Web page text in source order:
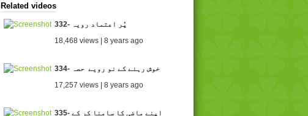
Related videos
332- پُر اعتماد رویہ
18,468 views | 8 years ago
334- خوش رہنے کے نو رویے حصہ
17,257 views | 8 years ago
335- اپنے ماضی کا سامنا کر کے